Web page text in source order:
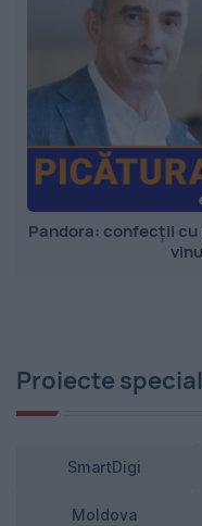
Pandora: confecții
Proiecte
SmartDigi
Moldova